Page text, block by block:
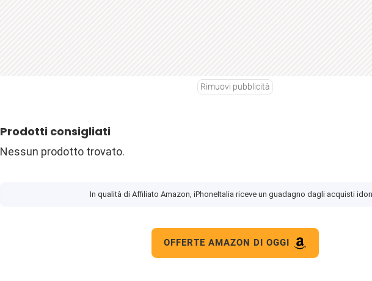
Rimuovi pubblicità
Prodotti consigliati
Nessun prodotto trovato.
In qualità di Affiliato Amazon, iPhoneItalia riceve un guadagno dagli acquisti
OFFERTE AMAZON DI OGGI